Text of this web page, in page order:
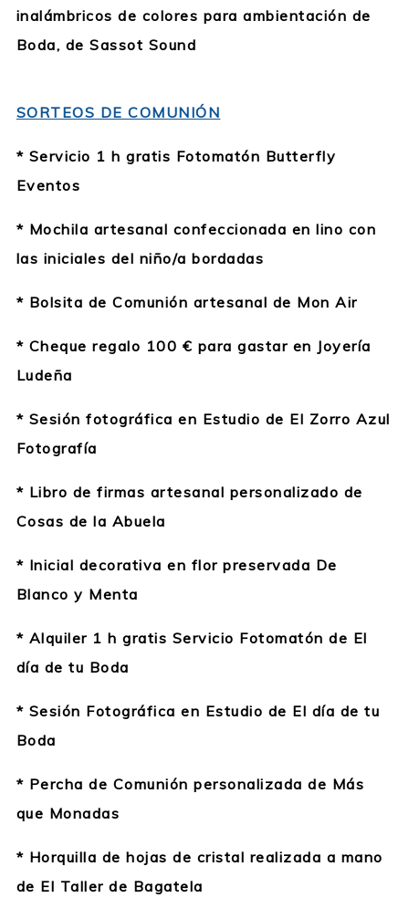
inalámbricos de colores para ambientación de
Boda, de Sassot Sound
SORTEOS DE COMUNIÓN
* Servicio 1 h gratis Fotomatón Butterfly
Eventos
* Mochila artesanal confeccionada en lino con
las iniciales del niño/a bordadas
* Bolsita de Comunión artesanal de Mon Air
* Cheque regalo 100 € para gastar en Joyería
Ludeña
* Sesión fotográfica en Estudio de El Zorro Azul
Fotografía
* Libro de firmas artesanal personalizado de
Cosas de la Abuela
* Inicial decorativa en flor preservada De
Blanco y Menta
* Alquiler 1 h gratis Servicio Fotomatón de El
día de tu Boda
* Sesión Fotográfica en Estudio de El día de tu
Boda
* Percha de Comunión personalizada de Más
que Monadas
* Horquilla de hojas de cristal realizada a mano
de El Taller de Bagatela